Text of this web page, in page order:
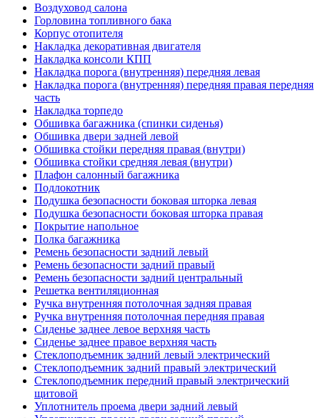
Воздуховод салона
Горловина топливного бака
Корпус отопителя
Накладка декоративная двигателя
Накладка консоли КПП
Накладка порога (внутренняя) передняя левая
Накладка порога (внутренняя) передняя правая передняя
часть
Накладка торпедо
Обшивка багажника (спинки сиденья)
Обшивка двери задней левой
Обшивка стойки передняя правая (внутри)
Обшивка стойки средняя левая (внутри)
Плафон салонный багажника
Подлокотник
Подушка безопасности боковая шторка левая
Подушка безопасности боковая шторка правая
Покрытие напольное
Полка багажника
Ремень безопасности задний левый
Ремень безопасности задний правый
Ремень безопасности задний центральный
Решетка вентиляционная
Ручка внутренняя потолочная задняя правая
Ручка внутренняя потолочная передняя правая
Сиденье заднее левое верхняя часть
Сиденье заднее правое верхняя часть
Стеклоподъемник задний левый электрический
Стеклоподъемник задний правый электрический
Стеклоподъемник передний правый электрический
щитовой
Уплотнитель проема двери задний левый